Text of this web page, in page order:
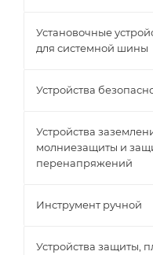
Установочные
для системной шины
Устройства
Устройства
молниезащиты и
перенапряжений
Инструмент ручной
Устройства защиты,